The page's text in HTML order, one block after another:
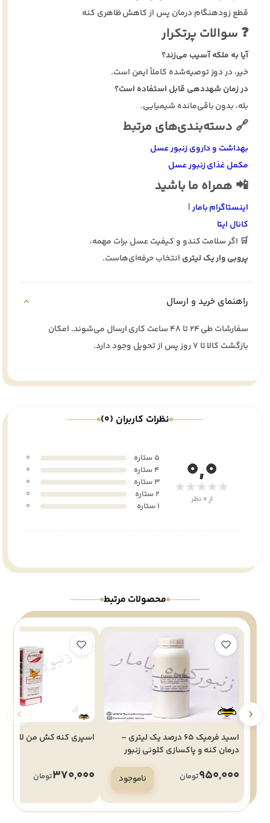
قطع زودهنگام درمان پس از کاهش ظاهری کنه
❓ سوالات پرتکرار
آیا به ملکه آسیب می‌زند؟
خیر، در دوز توصیه‌شده کاملاً ایمن است.
در زمان شهددهی قابل استفاده است؟
بله، بدون باقی‌مانده شیمیایی.
🔗 دسته‌بندی‌های مرتبط
بهداشت و داروی زنبور عسل
مکمل غذای زنبور عسل
📲 همراه ما باشید
اینستاگرام بامار|
کانال ایتا
🛒 اگر سلامت کندو و کیفیت عسل برات مهمه،
پروبی وار یک لیتریانتخاب حرفه‌ای‌هاست.
راهنمای خرید و ارسال
سفارشات طی ۲۴ تا ۴۸ ساعت کاری ارسال می‌شوند. امکان
بازگشت کالا تا ۷ روز پس از تحویل وجود دارد.
نظرات کاربران (0)
0,0
★★★★★
از 0 نظر
5 ستاره
0
4 ستاره
0
3 ستاره
0
2 ستاره
0
0
محصولات مرتبط
اسید فرمیک 65 درصد یک لیتری –
درمان کنه و پاکسازی کلونی زنبور
950,000تومان ناموجود
اسپری کنه کش من لایک 550میل
370,000تومان